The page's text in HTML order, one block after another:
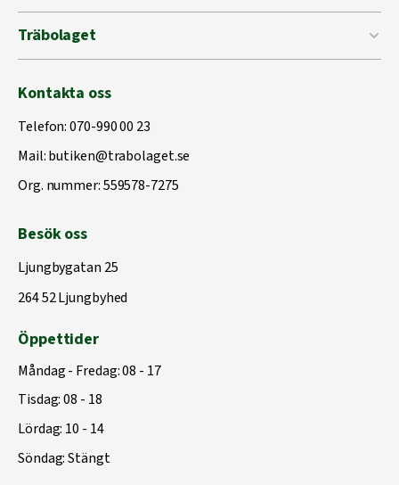
Träbolaget
Kontakta oss
Telefon:070-990 00 23
Mail:butiken@trabolaget.se
Org. nummer: 559578-7275
Besök oss
Ljungbygatan 25
264 52 Ljungbyhed
Öppettider
Måndag - Fredag: 08 - 17
Tisdag: 08 - 18
Lördag: 10 - 14
Söndag: Stängt